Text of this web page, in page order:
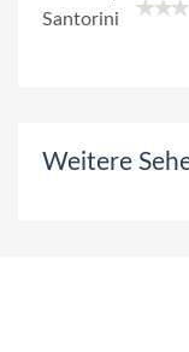
Weitere